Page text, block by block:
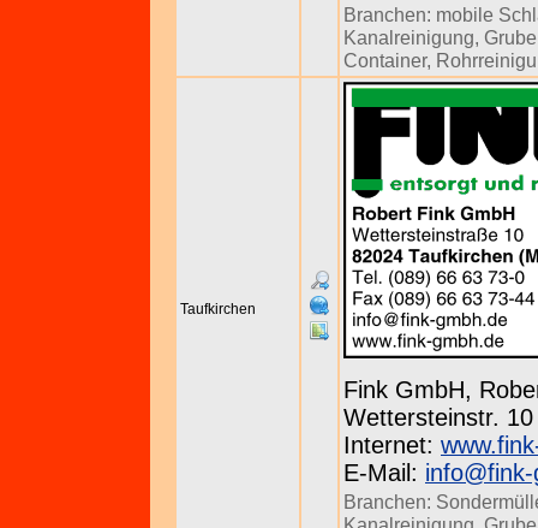
Branchen: mobile
Kanalreinigung,
Container,
Taufkirchen
Fink GmbH,
Wettersteinstr. 10
Internet:
E-Mail:
Branchen: